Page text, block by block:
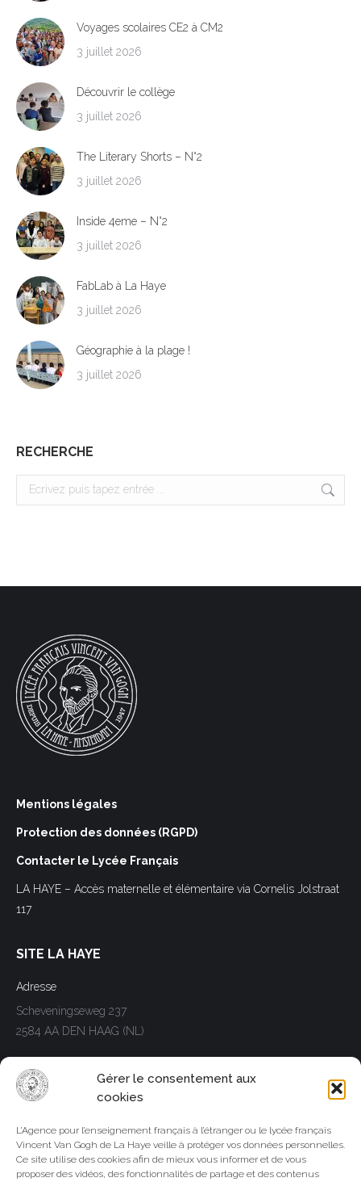
Gérer le consentement aux
cookies
L’Agence pour l’enseignement français à l’étranger ou le lycée français
Vincent Van Gogh de La Haye veille à protéger vos données personnelles.
Ce site utilise des cookies afin de mieux vous informer et de vous
proposer des vidéos, des fonctionnalités de partage et des contenus
Voyages scolaires CE2 à CM2
3 juillet 2026
Découvrir le collège
3 juillet 2026
The Literary Shorts – N°2
3 juillet 2026
Inside 4eme – N°2
3 juillet 2026
FabLab à La Haye
3 juillet 2026
Géographie à la plage !
3 juillet 2026
RECHERCHE
Search:
Mentions légales
Protection des données (RGPD)
Contacter le Lycée Français
LA HAYE – Accès maternelle et élémentaire via Cornelis Jolstraat
117
SITE LA HAYE
Adresse
Scheveningseweg 237
2584 AA DEN HAAG (NL)
Tél. +31(0)70.3066920
Facebook
page
opens
LinkedIn
page
opens
Instagram
page
opens
Whatsapp
page
opens
SITE AMSTERDAM